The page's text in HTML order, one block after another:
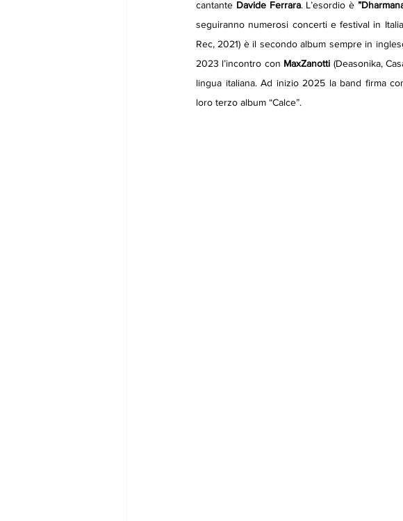
cantante Davide Ferrara. L’esordio è
seguiranno numerosi concerti e festival in
Rec, 2021) è il secondo album sempre in
2023 l’incontro con MaxZanotti (Deasonika,
lingua italiana. Ad inizio 2025 la band firma
loro terzo album “Calce”.